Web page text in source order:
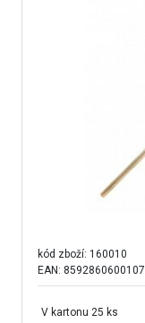
kód zboží: 160010
EAN: 8592860600107
V kartonu 25 ks